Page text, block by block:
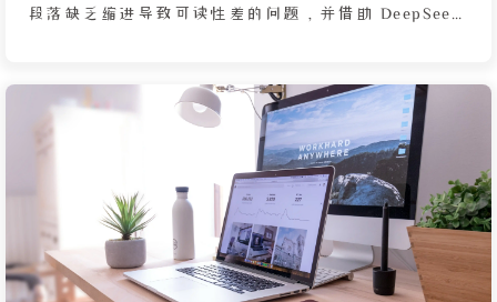
段落缺乏缩进导致可读性差的问题，并借助 DeepSeek
添加 text-indent: 2rem 实现首行缩进，同时为全站
body 设置 letter-spacing: 0.1rem 以增加字符间距。随
后，作者在 _config.butterfly.yml 主题配置文件中正确
引用了自定义的 paragraph.css 文件，并利用 GitHub
Actions 自动部署更新。文章还强调了在开发者工具中
验证样式是否生效、以及清除浏览器缓存或强制刷新页
面等常见排查步骤，帮助读者避免因配置遗漏或缓存导